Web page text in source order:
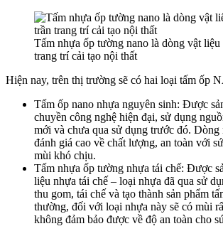
Tấm nhựa ốp tường nano là dòng vật liệu
trang trí cải tạo nội thất
Hiện nay, trên thị trường sẽ có hai loại tấm ốp
Tấm ốp nano nhựa nguyên sinh: Được
chuyền công nghệ hiện đại, sử dụng
mới và chưa qua sử dụng trước đó. Dòng
đánh giá cao về chất lượng, an toàn với
mùi khó chịu.
Tấm nhựa ốp tường nhựa tái chế: Được
liệu nhựa tái chế – loại nhựa đã qua sử
thu gom, tái chế và tạo thành sản phẩm
thường, đối với loại nhựa này sẽ có mùi
không đảm bảo được về độ an toàn cho